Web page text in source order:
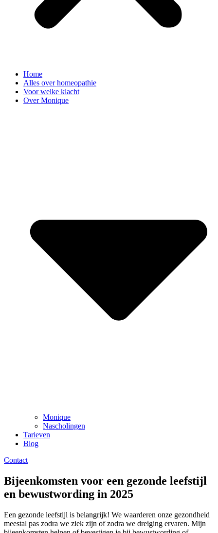
Home
Alles over homeopathie
Voor welke klacht
Over Monique
Monique
Nascholingen
Tarieven
Blog
Contact
Bijeenkomsten voor een gezonde leefstijl
en bewustwording in 2025
Een gezonde leefstijl is belangrijk! We waarderen onze gezondheid
meestal pas zodra we ziek zijn of zodra we dreiging ervaren. Mijn